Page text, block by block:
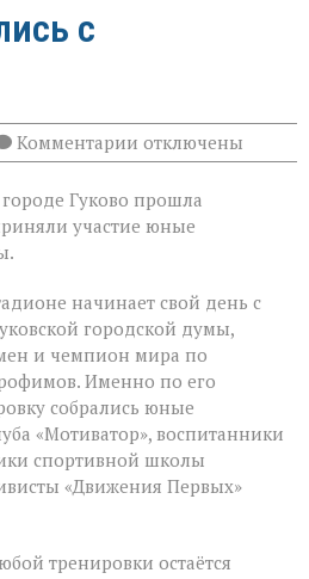
с
Комментарии к
записи
спортсмены
из
чемпионами
отключены
Гуково прошла
участие юные
начинает свой день с
городской думы,
и чемпион мира по
Именно по его
собрались юные
«Мотиватор», воспитанники
спортивной школы
«Движения Первых»
тренировки остаётся